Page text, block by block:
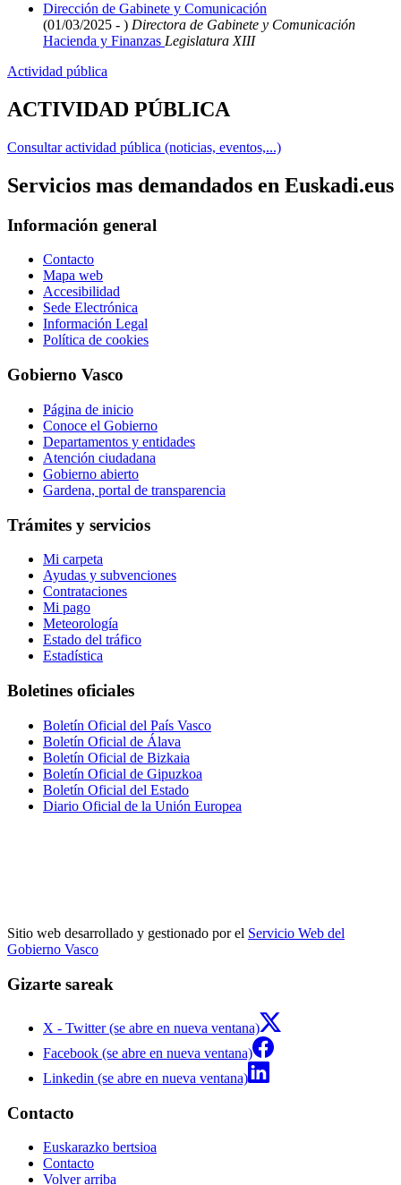
Dirección de Gabinete y Comunicación
(01/03/2025 - ) Directora de Gabinete y Comunicación
Hacienda y Finanzas Legislatura XIII
Actividad pública
ACTIVIDAD PÚBLICA
Consultar actividad pública (noticias, eventos,...)
Servicios mas demandados en Euskadi.eus
Información general
Contacto
Mapa web
Accesibilidad
Sede Electrónica
Información Legal
Política de cookies
Gobierno Vasco
Página de inicio
Conoce el Gobierno
Departamentos y entidades
Atención ciudadana
Gobierno abierto
Gardena, portal de transparencia
Trámites y servicios
Mi carpeta
Ayudas y subvenciones
Contrataciones
Mi pago
Meteorología
Estado del tráfico
Estadística
Boletines oficiales
Boletín Oficial del País Vasco
Boletín Oficial de Álava
Boletín Oficial de Bizkaia
Boletín Oficial de Gipuzkoa
Boletín Oficial del Estado
Diario Oficial de la Unión Europea
Sitio web desarrollado y gestionado por el Servicio Web del
Gobierno Vasco
Gizarte sareak
X - Twitter (se abre en nueva ventana)
Facebook (se abre en nueva ventana)
Linkedin (se abre en nueva ventana)
Contacto
Euskarazko bertsioa
Contacto
Volver arriba